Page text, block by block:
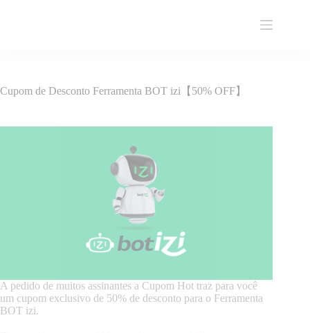
Cupom de Desconto Ferramenta BOT izi【50% OFF】
A pedido de muitos assinantes a Cupom Hot traz para você
um cupom exclusivo de 50% de desconto para o Ferramenta
BOT izi.